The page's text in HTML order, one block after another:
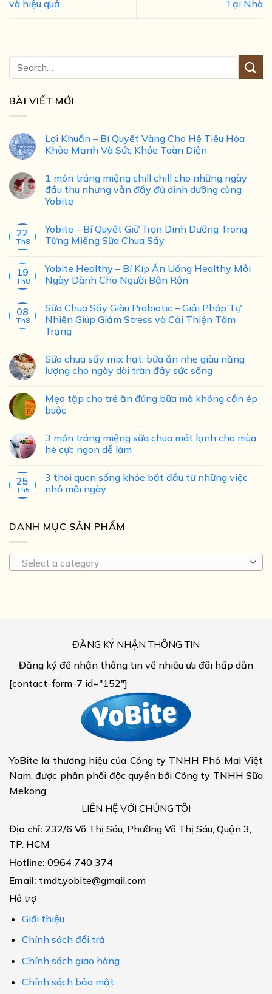
và hiệu quả
Tại Nhà
BÀI VIẾT MỚI
Lợi Khuẩn – Bí Quyết Vàng Cho Hệ Tiêu Hóa
Khỏe Mạnh Và Sức Khỏe Toàn Diện
1 món tráng miệng chill chill cho những ngày
đầu thu nhưng vẫn đầy đủ dinh dưỡng cùng
Yobite
22
Th8
Yobite – Bí Quyết Giữ Trọn Dinh Dưỡng Trong
Từng Miếng Sữa Chua Sấy
19
Th8
Yobite Healthy – Bí Kíp Ăn Uống Healthy Mỗi
Ngày Dành Cho Người Bận Rộn
08
Th8
Sữa Chua Sấy Giàu Probiotic – Giải Pháp Tự
Nhiên Giúp Giảm Stress và Cải Thiện Tâm
Trạng
Sữa chua sấy mix hạt: bữa ăn nhẹ giàu năng
lượng cho ngày dài tràn đầy sức sống
Mẹo tập cho trẻ ăn đúng bữa mà không cần ép
buộc
3 món tráng miệng sữa chua mát lạnh cho mùa
hè cực ngon dễ làm
25
Th5
3 thói quen sống khỏe bắt đầu từ những việc
nhỏ mỗi ngày
DANH MỤC SẢN PHẨM
Select a category
ĐĂNG KÝ NHẬN THÔNG TIN
Đăng ký để nhận thông tin về nhiều ưu đãi hấp dẫn
[contact-form-7 id="152"]
YoBite là thương hiệu của Công ty TNHH Phô Mai Việt
Nam, được phân phối độc quyền bởi Công ty TNHH Sữa
Mekong.
LIÊN HỆ VỚI CHÚNG TÔI
Địa chỉ: 232/6 Võ Thị Sáu, Phường Võ Thị Sáu, Quận 3,
TP. HCM
Hotline: 0964 740 374
Email: tmdt.yobite@gmail.com
Hỗ trợ
Giới thiệu
Chính sách đổi trả
Chính sách giao hàng
Chính sách bảo mật